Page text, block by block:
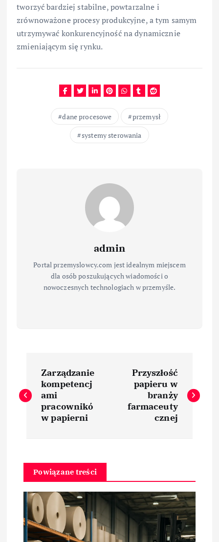
tworzyć bardziej stabilne, powtarzalne i
zrównoważone procesy produkcyjne, a tym samym
utrzymywać konkurencyjność na dynamicznie
zmieniającym się rynku.
dane procesowe
przemysł
systemy sterowania
admin
Portal przemyslowcy.com jest idealnym miejscem
dla osób poszukujących wiadomości o
nowoczesnych technologiach w przemyśle.
a
g
a
c
Zarządzanie
kompetencj
ami
pracownikó
w papierni
Przyszłość
papieru w
branży
farmaceuty
cznej
Powiązane treści